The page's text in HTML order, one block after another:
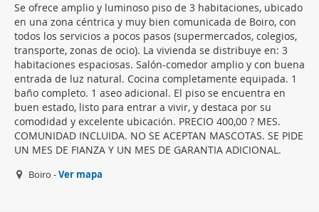
Se ofrece amplio y luminoso piso de 3 habitaciones, ubicado
en una zona céntrica y muy bien comunicada de Boiro, con
todos los servicios a pocos pasos (supermercados, colegios,
transporte, zonas de ocio). La vivienda se distribuye en: 3
habitaciones espaciosas. Salón-comedor amplio y con buena
entrada de luz natural. Cocina completamente equipada. 1
baño completo. 1 aseo adicional. El piso se encuentra en
buen estado, listo para entrar a vivir, y destaca por su
comodidad y excelente ubicación. PRECIO 400,00 ? MES.
COMUNIDAD INCLUIDA. NO SE ACEPTAN MASCOTAS. SE PIDE
UN MES DE FIANZA Y UN MES DE GARANTIA ADICIONAL.
Boiro -Ver mapa